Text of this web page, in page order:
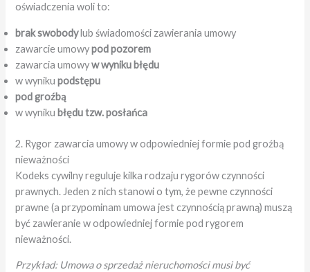
oświadczenia woli to:
brak swobodylub świadomości zawierania umowy
zawarcie umowypod pozorem
zawarcia umowyw wyniku błędu
w wynikupodstępu
pod groźbą
w wyniku błędu tzw. posłańca
2. Rygor zawarcia umowy w odpowiedniej formie pod groźbą
nieważności
Kodeks cywilny reguluje kilka rodzaju rygorów czynności
prawnych. Jeden z nich stanowi o tym, że pewne czynności
prawne (a przypominam umowa jest czynnością prawną) muszą
być zawieranie w odpowiedniej formie pod rygorem
nieważności.
Przykład: Umowa o sprzedaż nieruchomości musi być